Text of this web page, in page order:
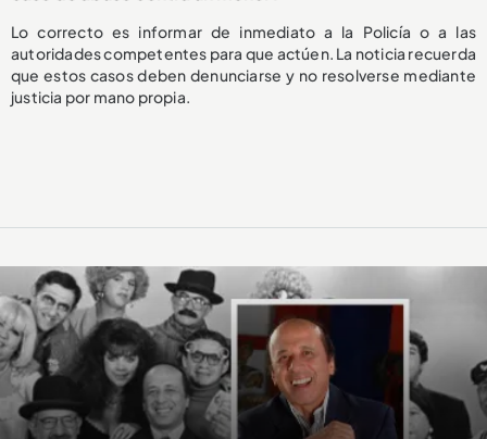
Lo correcto es informar de inmediato a la Policía o a las
autoridades competentes para que actúen. La noticia recuerda
que estos casos deben denunciarse y no resolverse mediante
justicia por mano propia.